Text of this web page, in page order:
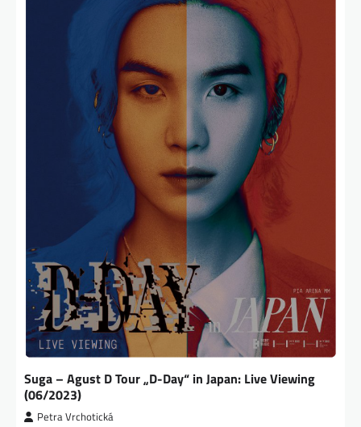
Suga – Agust D Tour „D-Day“ in Japan: Live Viewing
(06/2023)
Petra Vrchotická